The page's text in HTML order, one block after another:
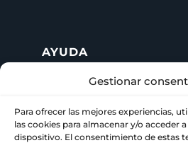
Gestionar
Para ofrecer las mejores experiencias,
las cookies para almacenar y/o acceder
dispositivo. El consentimiento de estas
AYUDA
+ 34 622 09 02 49
